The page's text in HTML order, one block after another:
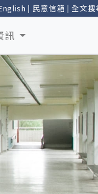
| 民意信箱 |全文搜
訊